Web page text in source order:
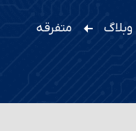
وبلاگ متفرقه